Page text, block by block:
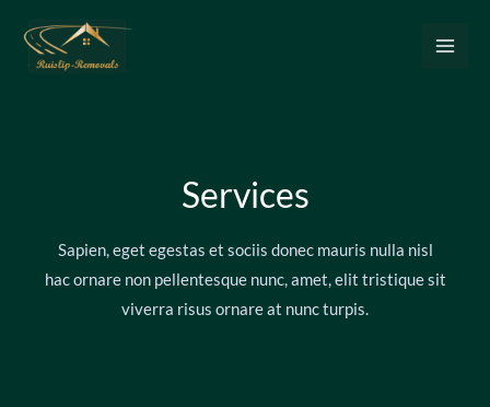
Services
Sapien, eget egestas et sociis donec mauris nulla nisl
hac ornare non pellentesque nunc, amet, elit tristique sit
viverra risus ornare at nunc turpis.